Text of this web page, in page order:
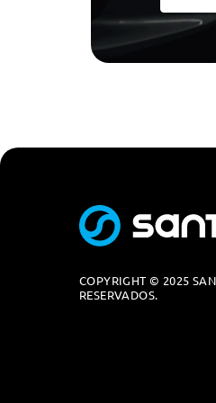
Indicador De Niveis
Radio Digital
Indicador De
Indicador Dos
Indicador De
Indicador De
COPYRIGHT © 2025
RESERVADOS.